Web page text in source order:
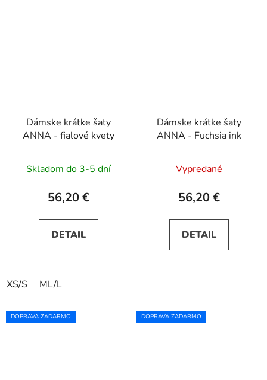
Dámske krátke šaty
ANNA - fialové kvety
Skladom do 3-5 dní
56,20 €
DETAIL
XS/S ML/L
Dámske krátke šaty
ANNA - Fuchsia ink
Vypredané
56,20 €
DETAIL
DOPRAVA ZADARMO DOPRAVA ZADARMO